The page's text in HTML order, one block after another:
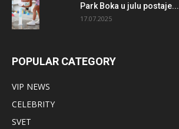
Park Boka u julu postaje...
17.07.2025
POPULAR CATEGORY
VIP NEWS
CELEBRITY
SVET